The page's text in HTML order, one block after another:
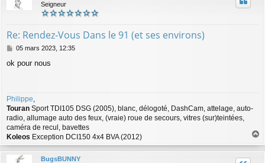
Seigneur
Re: Rendez-Vous Dans le 91 (et ses environs)
M
s
e
05 mars 2023, 12:35
ok pour nous
Philippe,
Touran Sport TDI105 DSG (2005), blanc, délogoté, DashCam, attelage, auto-
radio, allumage auto des feux, (vraie) roue de secours, vitres (sur)teintées,
caméra de recul, bavettes
Koleos Exception DCI150 4x4 BVA (2012)
a
u
BugsBUNNY